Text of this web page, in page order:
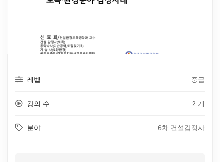
레벨 중급
강의 수 2 개
분야 6차 건설감정사